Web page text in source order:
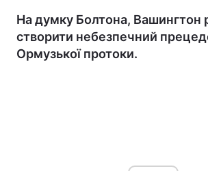
На думку Болтона, Вашингтон
створити небезпечний
Ормузької протоки.